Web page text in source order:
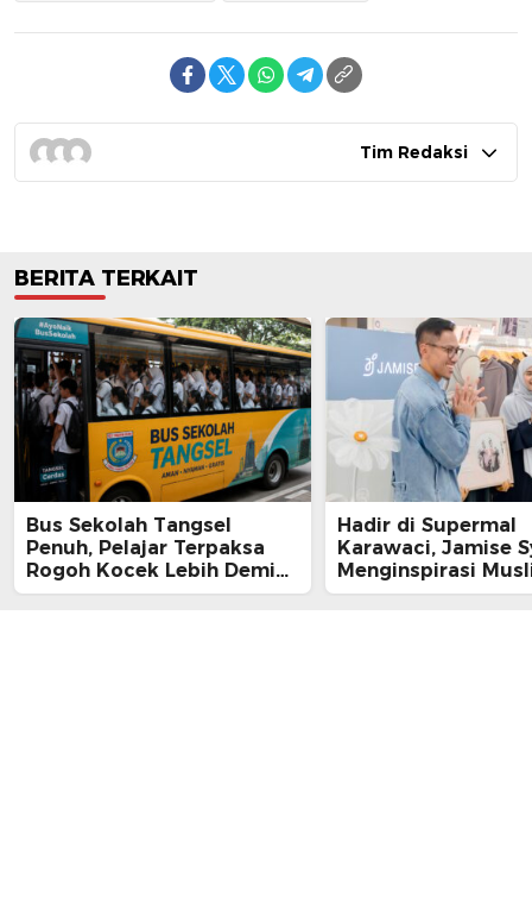
Tim Redaksi
BERITA TERKAIT
Bus Sekolah Tangsel
Penuh, Pelajar Terpaksa
Rogoh Kocek Lebih Demi
Tiba Tepat Waktu
Hadir di Supermal
Karawaci, Jamise
Menginspirasi
Gen Z